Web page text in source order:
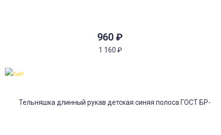
960 ₽
1 160 ₽
Хит!